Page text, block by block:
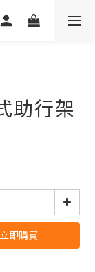
助行架
立即購買